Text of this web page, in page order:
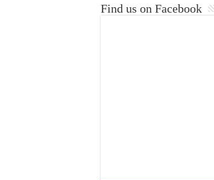
Find us on Facebook